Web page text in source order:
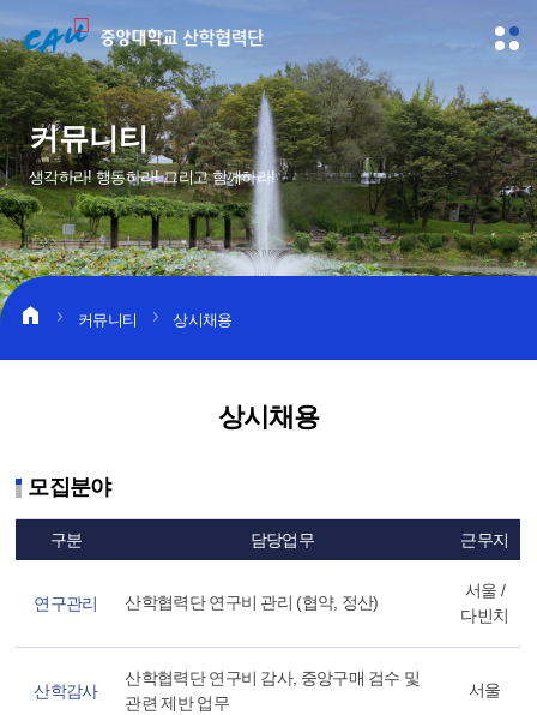
커뮤니티
생각하라! 행동하라! 그리고 함께하라!
home 커뮤니티 상시채용
상시채용
모집분야
구분 담당업무 근무지
연구관리 산학협력단 연구비 관리 (협약, 정산)
서울 /
다빈치
산학감사
산학협력단 연구비 감사, 중앙구매 검수 및
관련 제반 업무
서울